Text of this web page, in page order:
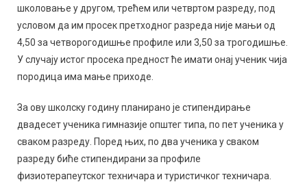
школовање у другом, трећем или четвртом разреду, под
условом да им просек претходног разреда није мањи од
4,50 за четворогодишње профиле или 3,50 за трогодишње.
У случају истог просека предност ће имати онај ученик чија
породица има мање приходе.
За ову школску годину планирано је стипендирање
двадесет ученика гимназије општег типа, по пет ученика у
сваком разреду. Поред њих, по два ученика у сваком
разреду биће стипендирани за профиле
физиотерапеутског техничара и туристичког техничара.